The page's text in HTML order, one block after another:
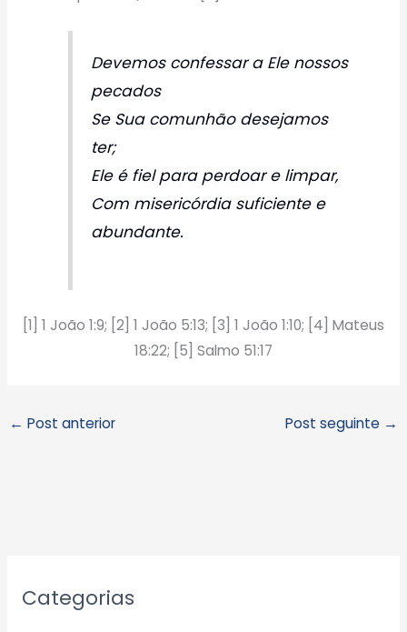
Devemos confessar a Ele nossos
pecados
Se Sua comunhão desejamos
ter;
Ele é fiel para perdoar e limpar,
Com misericórdia suficiente e
abundante.
[1] 1 João 1:9; [2] 1 João 5:13; [3] 1 João 1:10; [4] Mateus
18:22; [5] Salmo 51:17
← Post anterior Post seguinte →
Categorias
r